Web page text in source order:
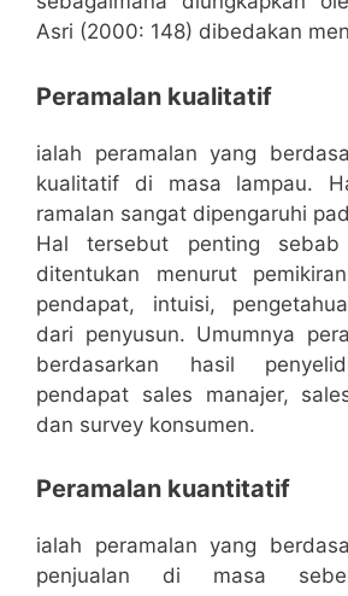
Asri (2000: 148) dibedakan
Peramalan kualitatif
ialah peramalan yang
kualitatif di masa lampau.
ramalan sangat dipengaruhi
Hal tersebut penting
ditentukan menurut
pendapat, intuisi,
dari penyusun. Umumnya
berdasarkan hasil
pendapat sales manajer,
dan survey konsumen.
Peramalan kuantitatif
ialah peramalan yang
penjualan di masa